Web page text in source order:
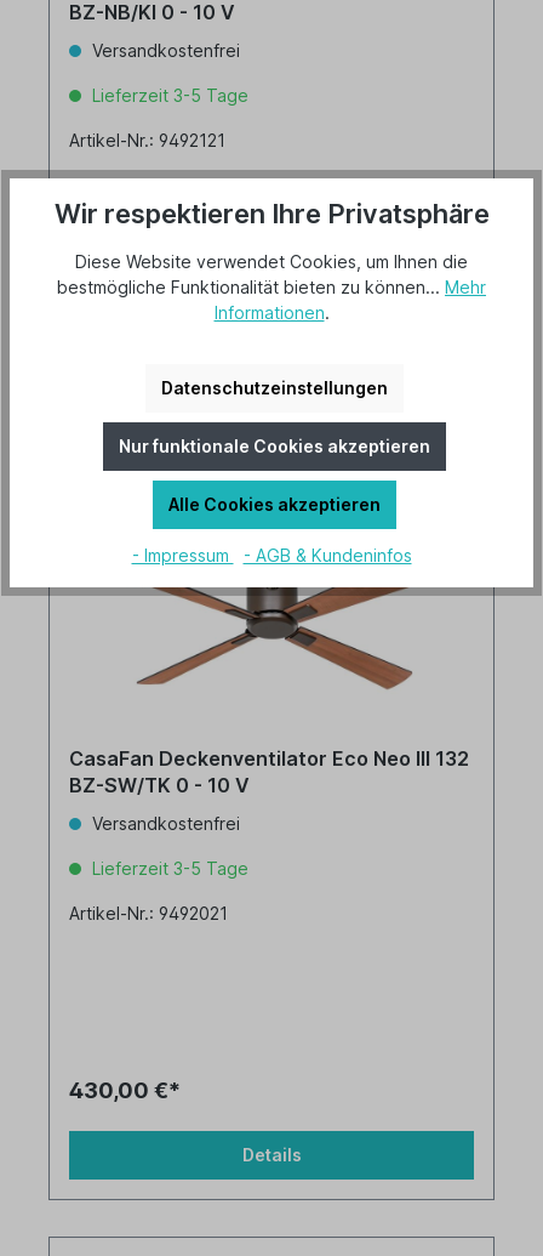
BZ-NB/KI 0 - 10 V
Versandkostenfrei
Lieferzeit 3-5 Tage
Artikel-Nr.: 9492121
Details
CasaFan Deckenventilator Eco Neo III 132
BZ-SW/TK 0 - 10 V
Versandkostenfrei
Lieferzeit 3-5 Tage
Artikel-Nr.: 9492021
430,00 €*
Details
Wir respektieren Ihre Privatsphäre
Diese Website verwendet Cookies, um Ihnen die
bestmögliche Funktionalität bieten zu können... Mehr
Informationen.
Datenschutzeinstellungen
Nur funktionale Cookies akzeptieren
Alle Cookies akzeptieren
- Impressum - AGB & Kundeninfos